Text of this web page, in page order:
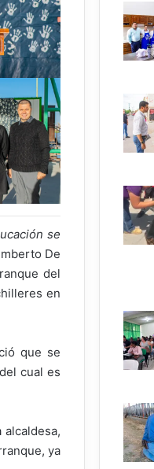
se
De
del
en
que se
cual es
ya